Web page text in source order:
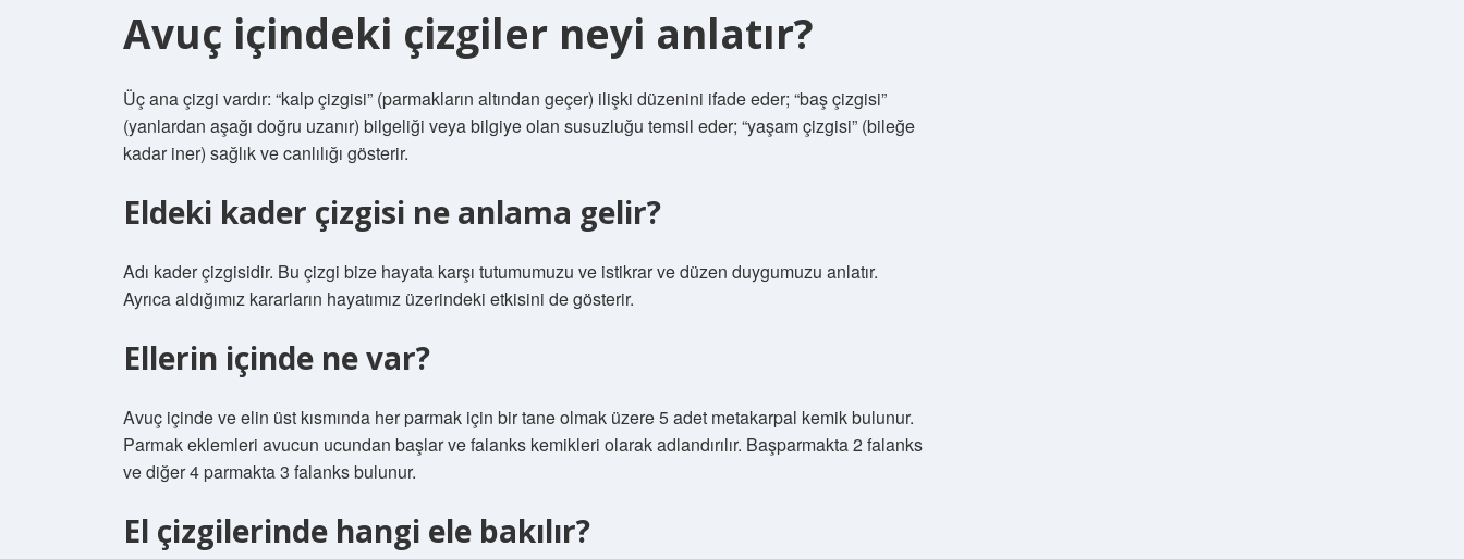
Avuç içindeki çizgiler neyi anlatır?
Üç ana çizgi vardır: “kalp çizgisi” (parmakların altından geçer) ilişki düzenini ifade eder; “baş çizgisi”
(yanlardan aşağı doğru uzanır) bilgeliği veya bilgiye olan susuzluğu temsil eder; “yaşam çizgisi” (bileğe
kadar iner) sağlık ve canlılığı gösterir.
Eldeki kader çizgisi ne anlama gelir?
Adı kader çizgisidir. Bu çizgi bize hayata karşı tutumumuzu ve istikrar ve düzen duygumuzu anlatır.
Ayrıca aldığımız kararların hayatımız üzerindeki etkisini de gösterir.
Ellerin içinde ne var?
Avuç içinde ve elin üst kısmında her parmak için bir tane olmak üzere 5 adet metakarpal kemik bulunur.
Parmak eklemleri avucun ucundan başlar ve falanks kemikleri olarak adlandırılır. Başparmakta 2 falanks
ve diğer 4 parmakta 3 falanks bulunur.
El çizgilerinde hangi ele bakılır?